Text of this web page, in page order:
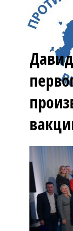
Menu